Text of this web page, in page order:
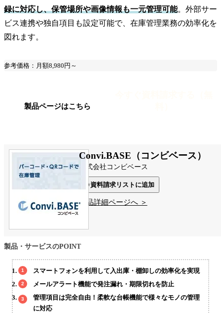
録に対応し、保管場所や画像情報も一元管理可能。外部サー
ビス連携や独自項目も設定可能で、在庫管理業務の効率化を
図れます。
参考価格：月額8,980円～
製品ページはこちら
Convi.BASE（コンビベース）
株式会社コンビベース
資料請求リストに追加
製品詳細ページへ ＞
製品・サービスのPOINT
スマートフォンを利用して入出庫・棚卸しの効率化を実現
メールアラート機能で発注漏れ・期限切れを防止
管理項目は完全自由！柔軟な台帳機能で様々なモノの管理
に対応